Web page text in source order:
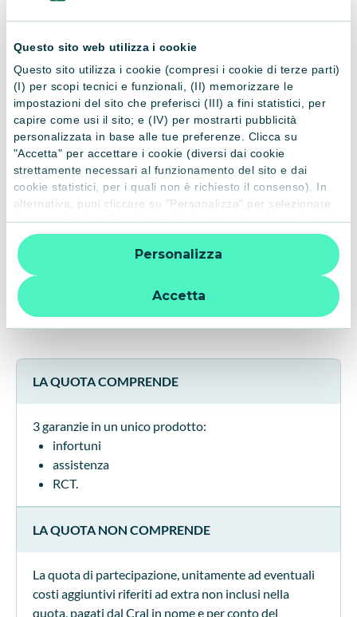
Questo sito web utilizza i cookie
Questo sito utilizza i cookie (compresi i cookie di terze parti)
(I) per scopi tecnici e funzionali, (II) memorizzare le
impostazioni del sito che preferisci (III) a fini statistici, per
capire come usi il sito; e (IV) per mostrarti pubblicità
personalizzata in base alle tue preferenze. Clicca su
"Accetta" per accettare i cookie (diversi dai cookie
strettamente necessari al funzionamento del sito e dai
cookie statistici, per i quali non è richiesto il consenso). In
alternativa, puoi cliccare su "Personalizza" per selezionare
le categorie di cookie che desideri accettare. Cliccando sulla
“X” le impostazioni predefinite vengono lasciate invariate e
quindi la navigazione può continuare senza cookie o altri
strumenti di tracciamento diversi da quelli tecnici. Per
ulteriori informazioni:
informativa privacy
Accetta
Personalizza
Lgs 73/2021 (Decreto Sostegni-Bis) all'art.30, prevede, a
per gli sciatori.
Per ulteriori informazioniclicca qui.
PROGRAMMA
L'Assicurazione Sci Sicuro CLUB è stagionale e decorre dalle
ore 24.00 del giorno di attivazione e termina alle ore 24.00
del 31/08 di ogni anno - senza tacito rinnovo.
ASSICURAZIONE
LA QUOTA COMPRENDE
3 garanzie in un unico prodotto:
infortuni
assistenza
RCT.
LA QUOTA NON COMPRENDE
La quota di partecipazione, unitamente ad eventuali
costi aggiuntivi riferiti ad extra non inclusi nella
quota, pagati dal Cral in nome e per conto del